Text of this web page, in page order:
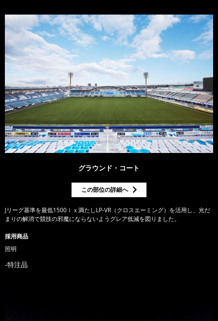
グラウンド・コート
この部位の詳細へ
Jリーグ基準を最低1500ｌｘ満たしLP-VR（クロスエーミング）を活用し、光だ
まりの解消で競技の邪魔にならないようグレア低減を図りました。
採用商品
照明
特注品